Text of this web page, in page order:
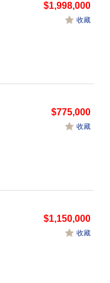
$1,998,000
收藏
$775,000
收藏
$1,150,000
收藏